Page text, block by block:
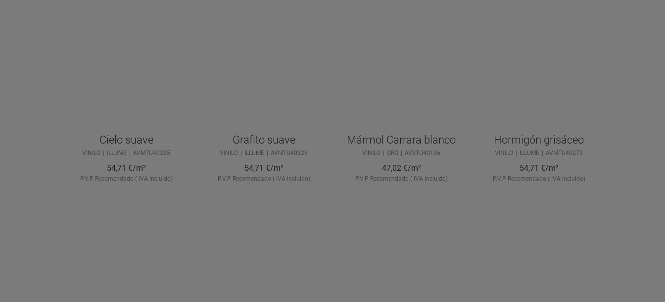
Cielo suave
VINILO ILLUME AVMTU40325
54,71 €/m²
P.V.P Recomendado ( IVA incluido)
Grafito suave
VINILO ILLUME AVMTU40326
54,71 €/m²
P.V.P Recomendado ( IVA incluido)
Mármol Carrara blanco
VINILO ORO AVSTU40136
47,02 €/m²
P.V.P Recomendado ( IVA incluido)
Hormigón grisáceo
VINILO ILLUME AVMTU40273
54,71 €/m²
P.V.P Recomendado ( IVA incluido)